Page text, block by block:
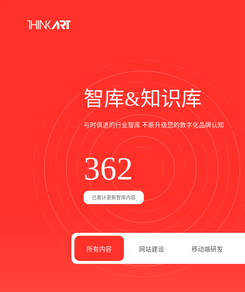
智库&知识库
与时俱进的行业智库 不断升级您的数字化品牌认知
362
已累计更新智库内容
所有内容 网站建设 移动端研发